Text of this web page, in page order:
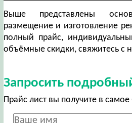
Выше представлены
размещение и изготовление
полный прайс,
объёмные скидки, свяжитесь
Запросить
Прайс лист вы получите в